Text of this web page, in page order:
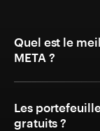
Quel est le
META ?
Les
gratuits ?